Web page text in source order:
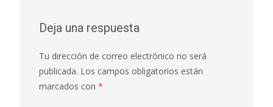
Deja una respuesta
Tu dirección de correo electrónico no será
publicada. Los campos obligatorios están
marcados con *